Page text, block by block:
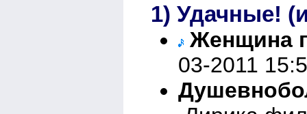
1) Удачные!
Женщина
03-2011